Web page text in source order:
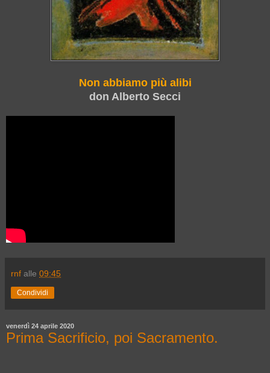
Non abbiamo più alibi
don Alberto Secci
rnf alle 09:45
Condividi
venerdì 24 aprile 2020
Prima Sacrificio, poi Sacramento.